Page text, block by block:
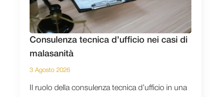
Consulenza tecnica d’ufficio nei casi di
malasanità
3 Agosto 2026
Il ruolo della consulenza tecnica d’ufficio in una